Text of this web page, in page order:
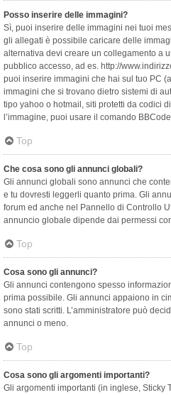
Posso inserire delle immagini?
Sì, puoi inserire delle immagini nei tuoi
gli allegati è possibile caricare delle
alternativa devi creare un collegamento a
pubblico accesso, ad es. http://
puoi inserire immagini che hai sul tuo PC
immagini che si trovano dietro sistemi di
tipo yahoo o hotmail, siti protetti da codici
l’immagine, puoi usare il comando
Top
Che cosa sono gli annunci globali?
Gli annunci globali sono annunci che
e tu dovresti leggerli quanto prima. Gli
forum ed anche nel Pannello di Controllo
annuncio globale dipende dai permessi
Top
Cosa sono gli annunci?
Gli annunci contengono spesso
prima possibile. Gli annunci appaiono in
sono stati scritti. L’amministratore può
annunci o meno.
Top
Cosa sono gli argomenti importanti?
Gli argomenti importanti (in inglese, Sticky